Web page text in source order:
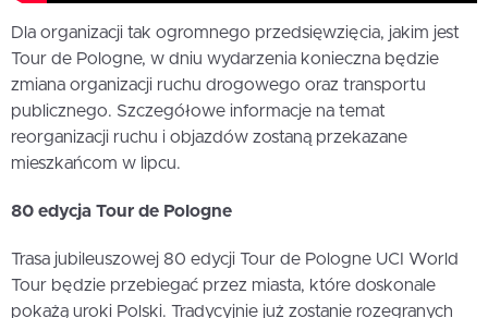
Dla organizacji tak ogromnego przedsięwzięcia, jakim jest
Tour de Pologne, w dniu wydarzenia konieczna będzie
zmiana organizacji ruchu drogowego oraz transportu
publicznego. Szczegółowe informacje na temat
reorganizacji ruchu i objazdów zostaną przekazane
mieszkańcom w lipcu.
80 edycja Tour de Pologne
Trasa jubileuszowej 80 edycji Tour de Pologne UCI World
Tour będzie przebiegać przez miasta, które doskonale
pokażą uroki Polski. Tradycyjnie już zostanie rozegranych